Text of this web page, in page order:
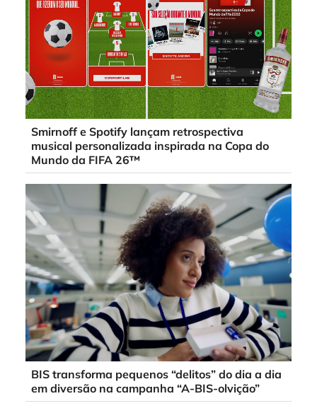
Smirnoff e Spotify lançam retrospectiva
musical personalizada inspirada na Copa do
Mundo da FIFA 26™
BIS transforma pequenos “delitos” do dia a dia
em diversão na campanha “A-BIS-olvição”